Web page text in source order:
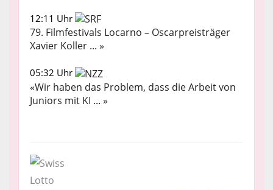
12:11 Uhr
79. Filmfestivals Locarno – Oscarpreisträger
Xavier Koller ... »
05:32 Uhr
«Wir haben das Problem, dass die Arbeit von
Juniors mit KI ... »